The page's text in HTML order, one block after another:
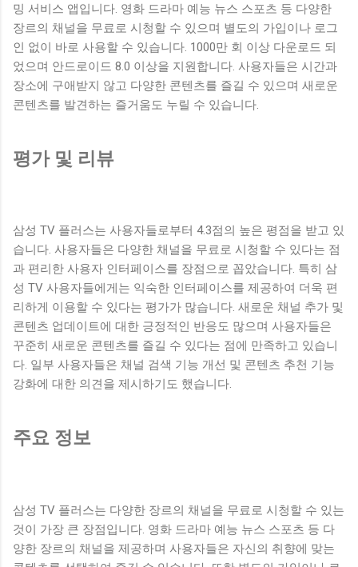
밍 서비스 앱입니다. 영화 드라마 예능 뉴스 스포츠 등 다양한
장르의 채널을 무료로 시청할 수 있으며 별도의 가입이나 로그
인 없이 바로 사용할 수 있습니다. 1000만 회 이상 다운로드 되
었으며 안드로이드 8.0 이상을 지원합니다. 사용자들은 시간과
장소에 구애받지 않고 다양한 콘텐츠를 즐길 수 있으며 새로운
콘텐츠를 발견하는 즐거움도 누릴 수 있습니다.
평가 및 리뷰
삼성 TV 플러스는 사용자들로부터 4.3점의 높은 평점을 받고 있
습니다. 사용자들은 다양한 채널을 무료로 시청할 수 있다는 점
과 편리한 사용자 인터페이스를 장점으로 꼽았습니다. 특히 삼
성 TV 사용자들에게는 익숙한 인터페이스를 제공하여 더욱 편
리하게 이용할 수 있다는 평가가 많습니다. 새로운 채널 추가 및
콘텐츠 업데이트에 대한 긍정적인 반응도 많으며 사용자들은
꾸준히 새로운 콘텐츠를 즐길 수 있다는 점에 만족하고 있습니
다. 일부 사용자들은 채널 검색 기능 개선 및 콘텐츠 추천 기능
강화에 대한 의견을 제시하기도 했습니다.
주요 정보
삼성 TV 플러스는 다양한 장르의 채널을 무료로 시청할 수 있는
것이 가장 큰 장점입니다. 영화 드라마 예능 뉴스 스포츠 등 다
양한 장르의 채널을 제공하며 사용자들은 자신의 취향에 맞는